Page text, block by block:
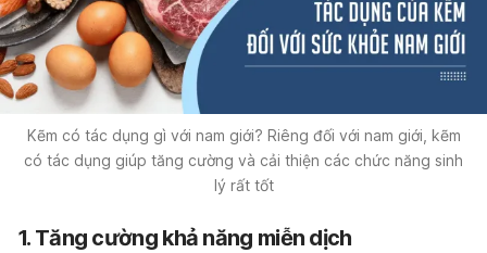
Kẽm có tác dụng gì với nam giới? Riêng đối với nam giới, kẽm
có tác dụng giúp tăng cường và cải thiện các chức năng sinh
lý rất tốt
1. Tăng cường khả năng miễn dịch